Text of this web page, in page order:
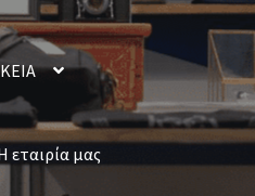
εταιρία μας